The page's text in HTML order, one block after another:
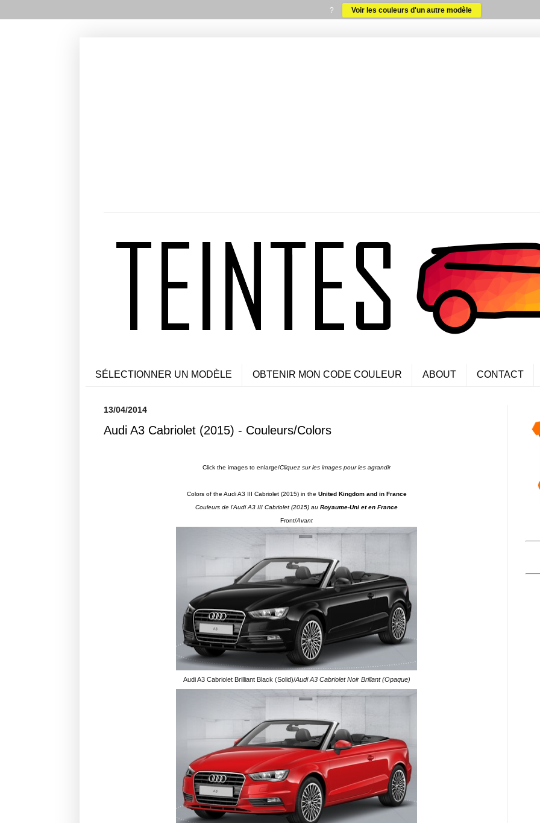
SÉLECTIONNER UN MODÈLE OBTENIR MON CODE COULEUR ABOUT CONTACT
13/04/2014
Audi A3 Cabriolet (2015) - Couleurs/Colors
Click the images to enlarge/Cliquez sur les images pour les agrandir
Colors of the Audi A3 III Cabriolet (2015) in the United Kingdom and in France
Couleurs de l'Audi A3 III Cabriolet (2015) au Royaume-Uni et en France
Front/Avant
Audi A3 Cabriolet Brilliant Black (Solid)/Audi A3 Cabriolet Noir Brillant (Opaque)
? Voir les couleurs d'un autre modèle